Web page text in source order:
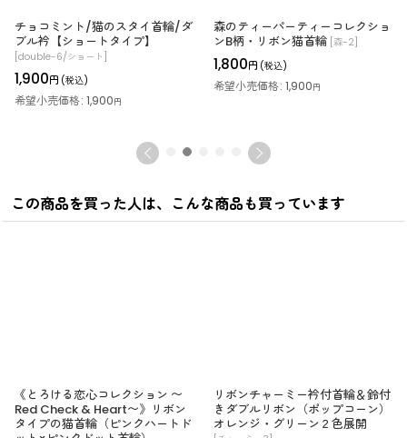
チョコミント/猫のスタイ首輪/ダ
ブル衿【ショートタイプ】
double-6/ショート
1,900円 (税込)
希望小売価格: 1,900円
森のティーパーティーコレクショ
ンB柄・リボン猫首輪 森-2
1,800円 (税込)
希望小売価格: 1,900円
この商品を買った人は、こんな商品も買っています
《とろける恋心コレクション 〜
Red Check & Heart〜》リボン
タイプの猫首輪（ピンクハートド
リボンチャーミー衿付首輪＆鈴付
きダブルリボン（ポップコーン）
オレンジ・グリーン２色展開